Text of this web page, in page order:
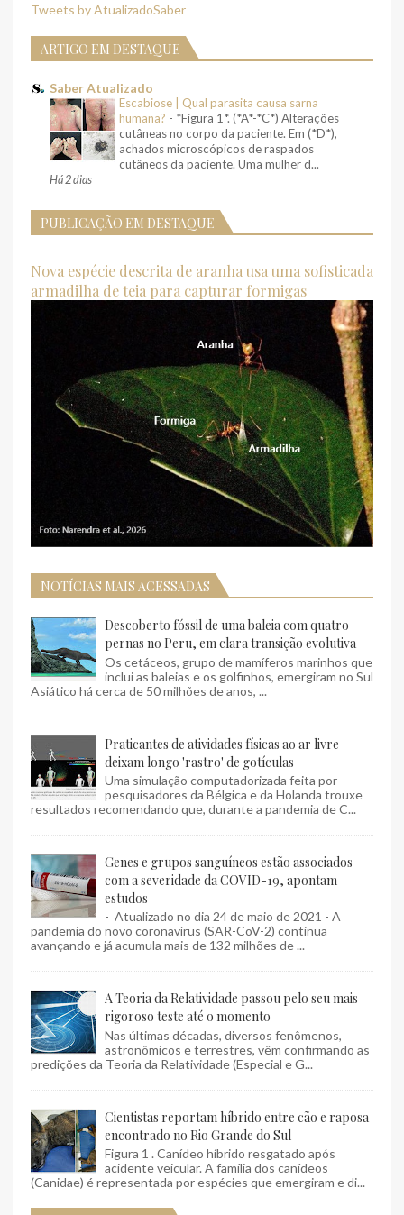
Tweets by AtualizadoSaber
ARTIGO EM DESTAQUE
Saber Atualizado
Escabiose | Qual parasita causa sarna
humana? - *Figura 1*. (*A*-*C*) Alterações
cutâneas no corpo da paciente. Em (*D*),
achados microscópicos de raspados
cutâneos da paciente. Uma mulher d...
Há 2 dias
PUBLICAÇÃO EM DESTAQUE
Nova espécie descrita de aranha usa uma sofisticada
armadilha de teia para capturar formigas
NOTÍCIAS MAIS ACESSADAS
Descoberto fóssil de uma baleia com quatro
pernas no Peru, em clara transição evolutiva
Os cetáceos, grupo de mamíferos marinhos que
inclui as baleias e os golfinhos, emergiram no Sul
Asiático há cerca de 50 milhões de anos, ...
Praticantes de atividades físicas ao ar livre
deixam longo 'rastro' de gotículas
Uma simulação computadorizada feita por
pesquisadores da Bélgica e da Holanda trouxe
resultados recomendando que, durante a pandemia de C...
Genes e grupos sanguíneos estão associados
com a severidade da COVID-19, apontam
estudos
- Atualizado no dia 24 de maio de 2021 - A
pandemia do novo coronavírus (SAR-CoV-2) continua
avançando e já acumula mais de 132 milhões de ...
A Teoria da Relatividade passou pelo seu mais
rigoroso teste até o momento
Nas últimas décadas, diversos fenômenos,
astronômicos e terrestres, vêm confirmando as
predições da Teoria da Relatividade (Especial e G...
Cientistas reportam híbrido entre cão e raposa
encontrado no Rio Grande do Sul
Figura 1 . Canídeo híbrido resgatado após
acidente veicular. A família dos canídeos
(Canidae) é representada por espécies que emergiram e di...